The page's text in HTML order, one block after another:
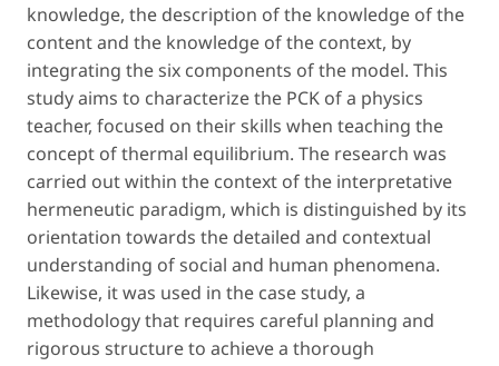
knowledge, the description of the knowledge of the
content and the knowledge of the context, by
integrating the six components of the model. This
study aims to characterize the PCK of a physics
teacher, focused on their skills when teaching the
concept of thermal equilibrium. The research was
carried out within the context of the interpretative
hermeneutic paradigm, which is distinguished by its
orientation towards the detailed and contextual
understanding of social and human phenomena.
Likewise, it was used in the case study, a
methodology that requires careful planning and
rigorous structure to achieve a thorough